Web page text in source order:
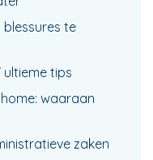
blessures te
ultieme tips
waaraan
zaken